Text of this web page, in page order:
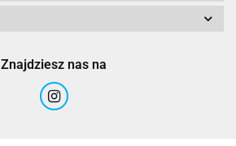
Znajdziesz nas na